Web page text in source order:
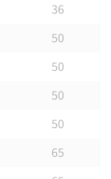
36
50
50
50
50
65